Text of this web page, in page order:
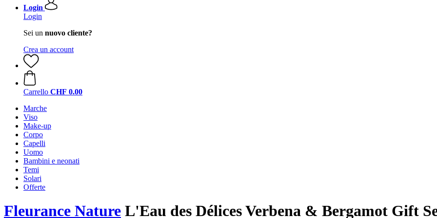
Login
Login
Sei un nuovo cliente?
Crea un account
Carrello CHF 0.00
Marche
Viso
Make-up
Corpo
Capelli
Uomo
Bambini e neonati
Temi
Solari
Offerte
Fleurance Nature L'Eau des Délices Verbena & Bergamot Gift